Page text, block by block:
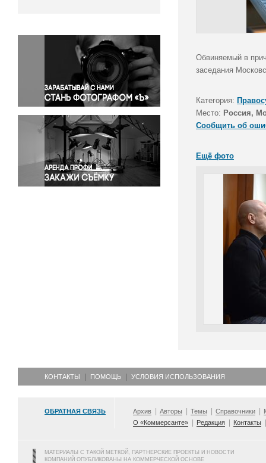
Окружающая среда
Политика
Правосудие
Происшествия и конфликты
Религия
Светская жизнь
Спорт
Экология
Экономика и бизнес
Обвиняемый в
заседания
Категория:
Место: Россия,
Сообщить об
Ещё фото
КОНТАКТЫ ПОМОЩЬ УСЛОВИЯ ИСПОЛЬЗОВАНИЯ
ОБРАТНАЯ СВЯЗЬ Архив Авторы Темы Справочники
О «Коммерсанте»
Редакция Контакты
МАТЕРИАЛЫ С ТАКОЙ МЕТКОЙ, ПАРТНЕРСКИЕ ПРОЕКТЫ И НОВОСТИ
КОМПАНИЙ ОПУБЛИКОВАНЫ НА КОММЕРЧЕСКОЙ ОСНОВЕ